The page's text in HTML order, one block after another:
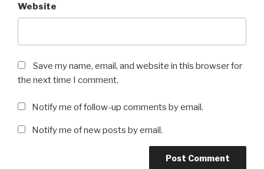
Website
Save my name, email, and website in this browser for
the next time I comment.
Notify me of follow-up comments by email.
Notify me of new posts by email.